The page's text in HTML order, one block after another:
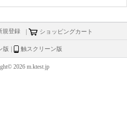
規登録 | ショッピングカート
版 | 触スクリーン版
2026 m.ktest.jp